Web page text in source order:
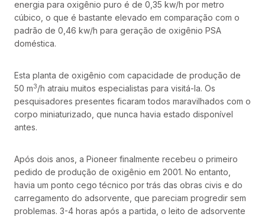
energia para oxigênio puro é de 0,35 kw/h por metro
cúbico, o que é bastante elevado em comparação com o
padrão de 0,46 kw/h para geração de oxigênio PSA
doméstica.
Esta planta de oxigênio com capacidade de produção de
50 m3/h atraiu muitos especialistas para visitá-la. Os
pesquisadores presentes ficaram todos maravilhados com o
corpo miniaturizado, que nunca havia estado disponível
antes.
Após dois anos, a Pioneer finalmente recebeu o primeiro
pedido de produção de oxigênio em 2001. No entanto,
havia um ponto cego técnico por trás das obras civis e do
carregamento do adsorvente, que pareciam progredir sem
problemas. 3-4 horas após a partida, o leito de adsorvente